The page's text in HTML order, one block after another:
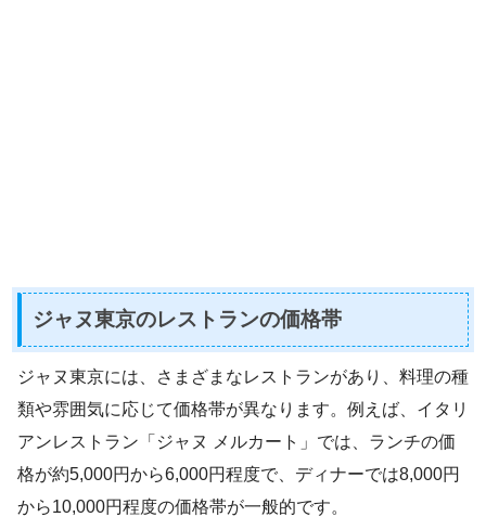
ジャヌ東京のレストランの価格帯
ジャヌ東京には、さまざまなレストランがあり、料理の種
類や雰囲気に応じて価格帯が異なります。例えば、イタリ
アンレストラン「ジャヌ メルカート」では、ランチの価
格が約5,000円から6,000円程度で、ディナーでは8,000円
から10,000円程度の価格帯が一般的です。